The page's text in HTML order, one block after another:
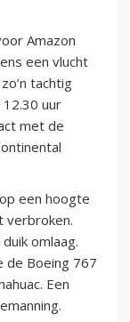
Amazon
een vlucht
tachtig
uur
met de
een hoogte
verbroken.
omlaag.
de Boeing 767
Een